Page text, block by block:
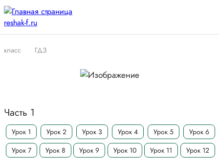
класс ГДЗ
Часть 1
Урок 1 Урок 2 Урок 3 Урок 4 Урок 5
Урок 6
Урок 7
Урок 8 Урок 9 Урок 10 Урок 11
Урок 12